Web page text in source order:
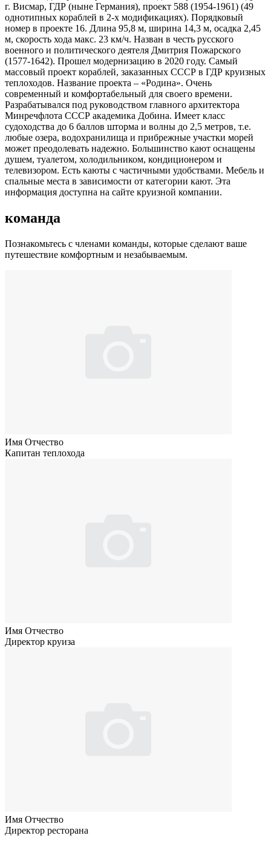
г. Висмар, ГДР (ныне Германия), проект 588 (1954-1961) (49
однотипных кораблей в 2-х модификациях). Порядковый
номер в проекте 16. Длина 95,8 м, ширина 14,3 м, осадка 2,45
м, скорость хода макс. 23 км/ч. Назван в честь русского
военного и политического деятеля Дмитрия Пожарского
(1577-1642). Прошел модернизацию в 2020 году. Самый
массовый проект кораблей, заказанных СССР в ГДР круизных
теплоходов. Название проекта – «Родина». Очень
современный и комфортабельный для своего времени.
Разрабатывался под руководством главного архитектора
Минречфлота СССР академика Добина. Имеет класс
судоходства до 6 баллов шторма и волны до 2,5 метров, т.е.
любые озера, водохранилища и прибрежные участки морей
может преодолевать надежно. Большинство кают оснащены
душем, туалетом, холодильником, кондиционером и
телевизором. Есть каюты с частичными удобствами. Мебель и
спальные места в зависимости от категории кают. Эта
информация доступна на сайте круизной компании.
команда
Познакомьтесь с членами команды, которые сделают ваше
путешествие комфортным и незабываемым.
Имя Отчество
Капитан теплохода
Имя Отчество
Директор круиза
Имя Отчество
Директор ресторана